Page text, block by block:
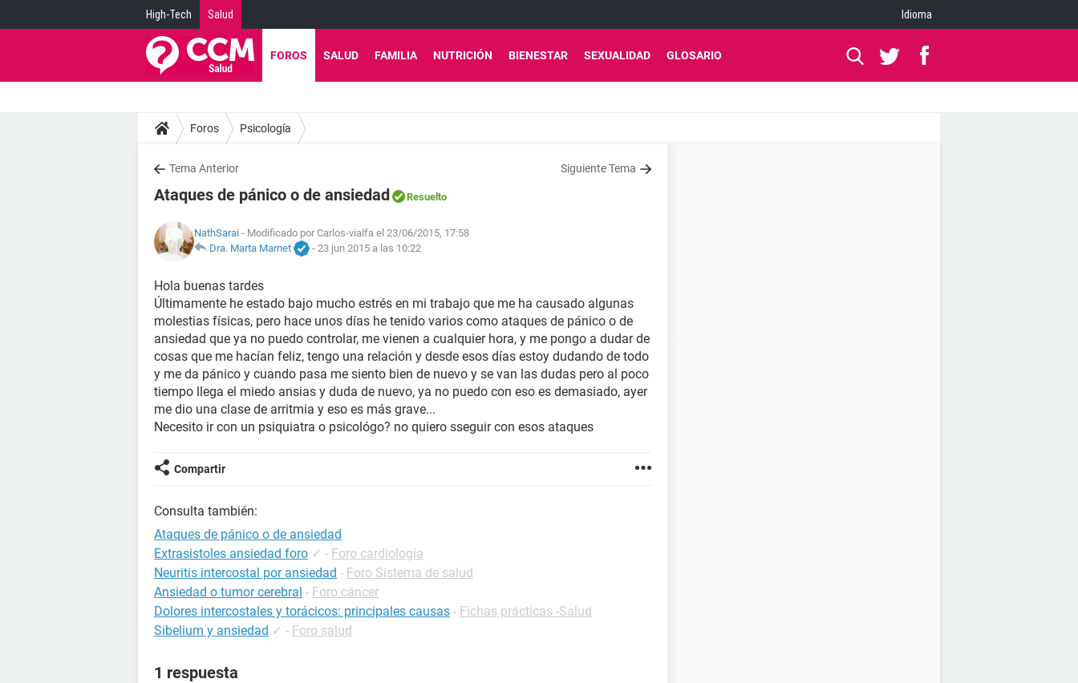
High-Tech Salud Idioma
FOROS SALUD FAMILIA NUTRICIÓN BIENESTAR SEXUALIDAD GLOSARIO
Foros Psicología
Tema Anterior Siguiente Tema
Ataques de pánico o de ansiedad Resuelto
NathSarai - Modificado por Carlos-vialfa el 23/06/2015, 17:58
Dra. Marta Marnet
- 23 jun 2015 a las 10:22
Hola buenas tardes
Últimamente he estado bajo mucho estrés en mi trabajo que me ha causado algunas
molestias físicas, pero hace unos días he tenido varios como ataques de pánico o de
ansiedad que ya no puedo controlar, me vienen a cualquier hora, y me pongo a dudar de
cosas que me hacían feliz, tengo una relación y desde esos días estoy dudando de todo
y me da pánico y cuando pasa me siento bien de nuevo y se van las dudas pero al poco
tiempo llega el miedo ansias y duda de nuevo, ya no puedo con eso es demasiado, ayer
me dio una clase de arritmia y eso es más grave...
Necesito ir con un psiquiatra o psicológo? no quiero sseguir con esos ataques
Compartir
Consulta también:
Ataques de pánico o de ansiedad
Extrasistoles ansiedad foro ✓ - Foro cardiología
Neuritis intercostal por ansiedad - Foro Sistema de salud
Ansiedad o tumor cerebral - Foro cáncer
Dolores intercostales y torácicos: principales causas - Fichas prácticas -Salud
Sibelium y ansiedad ✓ - Foro salud
1 respuesta